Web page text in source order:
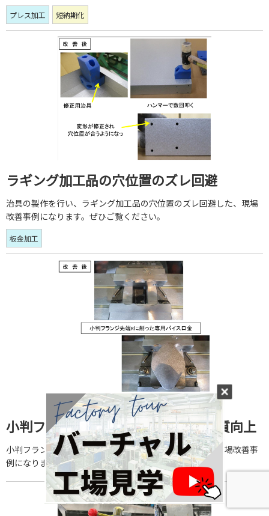
プレス加工 短納期化
ラギング加工品の穴位置のズレ回避
治具の製作を行い、ラギング加工品の穴位置のズレ回避した、現場
改善事例になります。ぜひご覧ください。
板金加工
小判フランジ加工定位置化による品質向上
小判フランジ加工定位置化による品質向上を実現した、現場改善事
例になります。ぜひご覧ください。